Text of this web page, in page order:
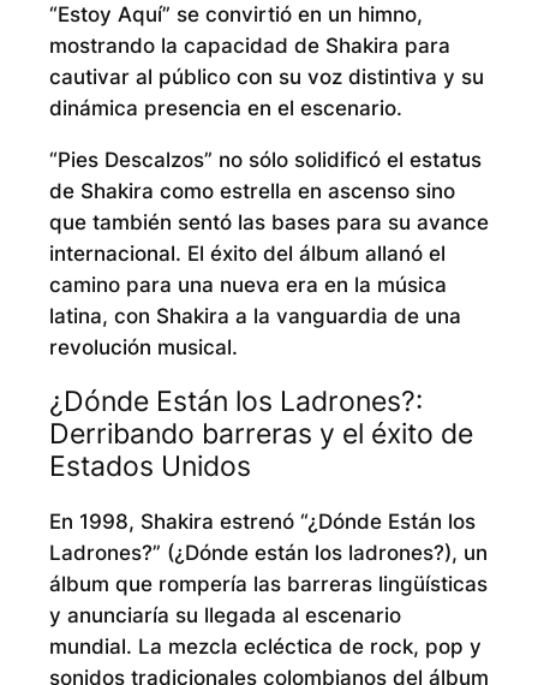
“Estoy Aquí” se convirtió en un himno,
mostrando la capacidad de Shakira para
cautivar al público con su voz distintiva y su
dinámica presencia en el escenario.
“Pies Descalzos” no sólo solidificó el estatus
de Shakira como estrella en ascenso sino
que también sentó las bases para su avance
internacional. El éxito del álbum allanó el
camino para una nueva era en la música
latina, con Shakira a la vanguardia de una
revolución musical.
¿Dónde Están los Ladrones?:
Derribando barreras y el éxito de
Estados Unidos
En 1998, Shakira estrenó “¿Dónde Están los
Ladrones?” (¿Dónde están los ladrones?), un
álbum que rompería las barreras lingüísticas
y anunciaría su llegada al escenario
mundial. La mezcla ecléctica de rock, pop y
sonidos tradicionales colombianos del álbum